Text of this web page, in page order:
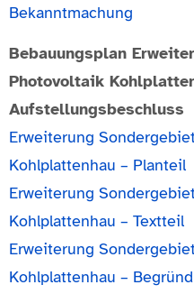
Bekanntmachung
Bebauungsplan
Photovoltaik
Aufstellungsbeschluss
Erweiterung
Kohlplattenhau – Planteil
Erweiterung
Kohlplattenhau – Textteil
Erweiterung
Kohlplattenhau –